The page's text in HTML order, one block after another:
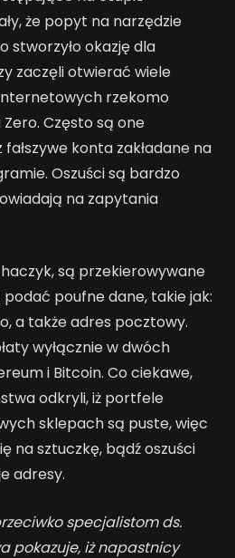
że popyt na narzędzie
stworzyło okazję dla
zaczęli otwierać wiele
rzekomo
Często są one
konta zakładane na
Oszuści są bardzo
na zapytania
są przekierowywane
podać poufne dane, takie jak:
a także adres pocztowy.
wyłącznie w dwóch
i Bitcoin. Co ciekawe,
odkryli, iż portfele
sklepach są puste, więc
na sztuczkę, bądź oszuści
adresy.
specjalistom ds.
pokazuje, iż napastnicy